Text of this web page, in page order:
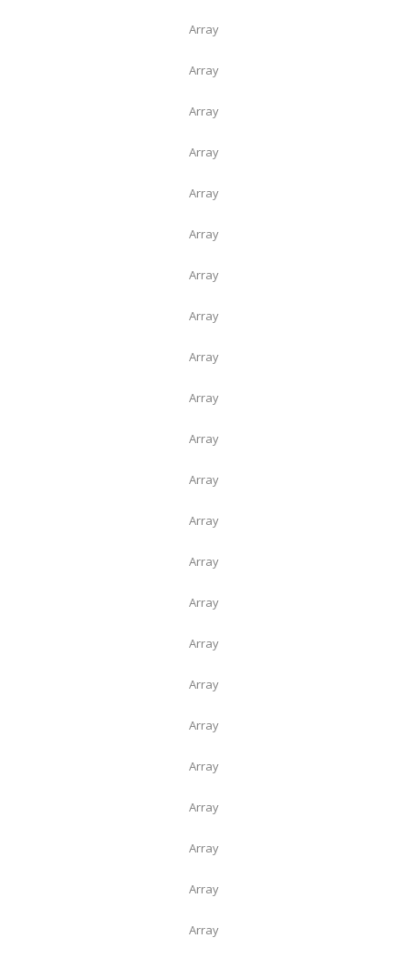
Array
Array
Array
Array
Array
Array
Array
Array
Array
Array
Array
Array
Array
Array
Array
Array
Array
Array
Array
Array
Array
Array
Array